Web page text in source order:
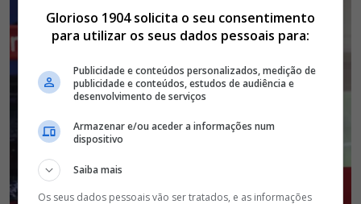
Glorioso 1904 solicita o seu consentimento
para utilizar os seus dados pessoais para:
Publicidade e conteúdos personalizados, medição de
publicidade e conteúdos, estudos de audiência e
desenvolvimento de serviços
Armazenar e/ou aceder a informações num
dispositivo
Saiba mais
Os seus dados pessoais vão ser tratados, e as informações